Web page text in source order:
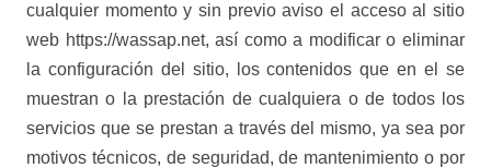
cualquier momento y sin previo aviso el acceso al sitio
web https://wassap.net, así como a modificar o eliminar
la configuración del sitio, los contenidos que en el se
muestran o la prestación de cualquiera o de todos los
servicios que se prestan a través del mismo, ya sea por
motivos técnicos, de seguridad, de mantenimiento o por